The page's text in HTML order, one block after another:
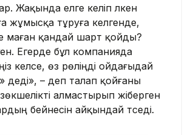
Жақында елге келіп үлкен
жұмысқа тұруға келгенде,
маған қандай шарт қойды?
Егерде бұл компанияда
келсе, өз рөліңді ойдағыдай
– деп талап қойғаны
алмастырып жіберген
бейнесін айқындай түседі.